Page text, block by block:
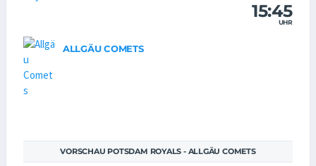
15:45
UHR
ALLGÄU COMETS
VORSCHAU POTSDAM ROYALS - ALLGÄU COMETS